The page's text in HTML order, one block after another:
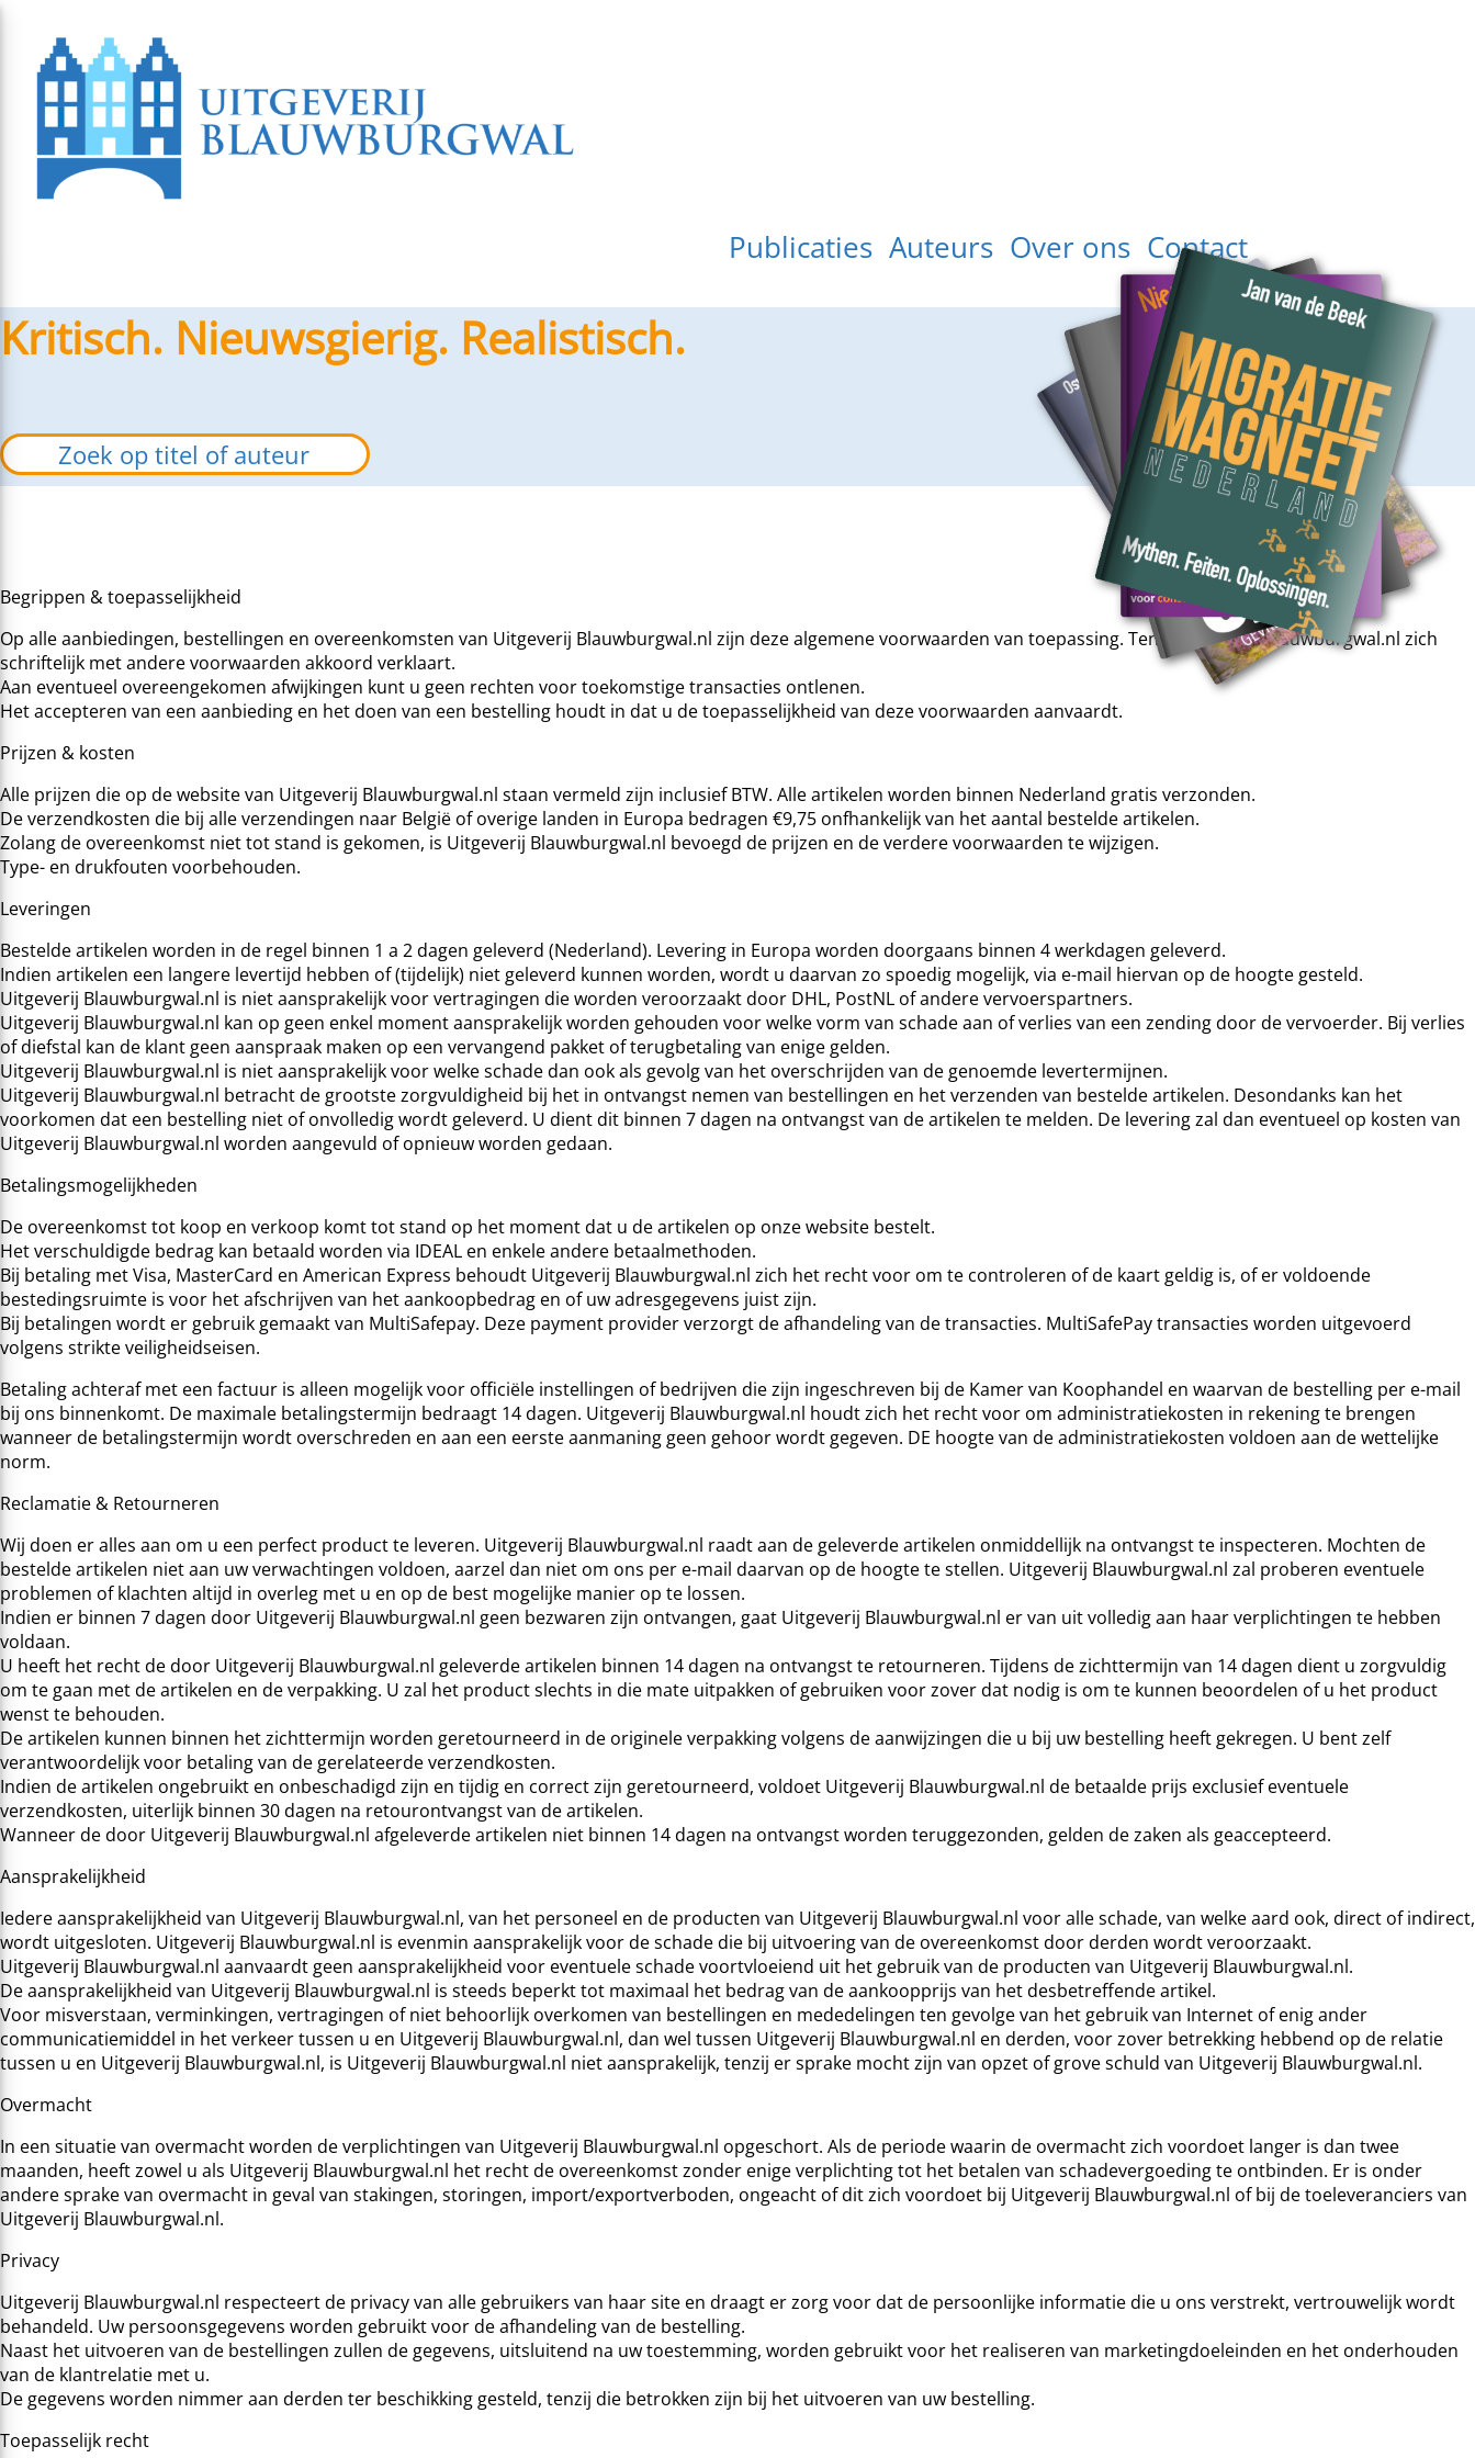
Publicaties Auteurs Over ons Contact
Kritisch. Nieuwsgierig. Realistisch.
Begrippen & toepasselijkheid
Op alle aanbiedingen, bestellingen en overeenkomsten van Uitgeverij Blauwburgwal.nl zijn deze algemene voorwaarden van toepassing. Tenzij Uitgeverij Blauwburgwal.nl zich
schriftelijk met andere voorwaarden akkoord verklaart.
Aan eventueel overeengekomen afwijkingen kunt u geen rechten voor toekomstige transacties ontlenen.
Het accepteren van een aanbieding en het doen van een bestelling houdt in dat u de toepasselijkheid van deze voorwaarden aanvaardt.
Prijzen & kosten
Alle prijzen die op de website van Uitgeverij Blauwburgwal.nl staan vermeld zijn inclusief BTW. Alle artikelen worden binnen Nederland gratis verzonden.
De verzendkosten die bij alle verzendingen naar België of overige landen in Europa bedragen €9,75 onfhankelijk van het aantal bestelde artikelen.
Zolang de overeenkomst niet tot stand is gekomen, is Uitgeverij Blauwburgwal.nl bevoegd de prijzen en de verdere voorwaarden te wijzigen.
Type- en drukfouten voorbehouden.
Leveringen
Bestelde artikelen worden in de regel binnen 1 a 2 dagen geleverd (Nederland). Levering in Europa worden doorgaans binnen 4 werkdagen geleverd.
Indien artikelen een langere levertijd hebben of (tijdelijk) niet geleverd kunnen worden, wordt u daarvan zo spoedig mogelijk, via e-mail hiervan op de hoogte gesteld.
Uitgeverij Blauwburgwal.nl is niet aansprakelijk voor vertragingen die worden veroorzaakt door DHL, PostNL of andere vervoerspartners.
Uitgeverij Blauwburgwal.nl kan op geen enkel moment aansprakelijk worden gehouden voor welke vorm van schade aan of verlies van een zending door de vervoerder. Bij verlies
of diefstal kan de klant geen aanspraak maken op een vervangend pakket of terugbetaling van enige gelden.
Uitgeverij Blauwburgwal.nl is niet aansprakelijk voor welke schade dan ook als gevolg van het overschrijden van de genoemde levertermijnen.
Uitgeverij Blauwburgwal.nl betracht de grootste zorgvuldigheid bij het in ontvangst nemen van bestellingen en het verzenden van bestelde artikelen. Desondanks kan het
voorkomen dat een bestelling niet of onvolledig wordt geleverd. U dient dit binnen 7 dagen na ontvangst van de artikelen te melden. De levering zal dan eventueel op kosten van
Uitgeverij Blauwburgwal.nl worden aangevuld of opnieuw worden gedaan.
Betalingsmogelijkheden
De overeenkomst tot koop en verkoop komt tot stand op het moment dat u de artikelen op onze website bestelt.
Het verschuldigde bedrag kan betaald worden via IDEAL en enkele andere betaalmethoden.
Bij betaling met Visa, MasterCard en American Express behoudt Uitgeverij Blauwburgwal.nl zich het recht voor om te controleren of de kaart geldig is, of er voldoende
bestedingsruimte is voor het afschrijven van het aankoopbedrag en of uw adresgegevens juist zijn.
Bij betalingen wordt er gebruik gemaakt van MultiSafepay. Deze payment provider verzorgt de afhandeling van de transacties. MultiSafePay transacties worden uitgevoerd
volgens strikte veiligheidseisen.
Betaling achteraf met een factuur is alleen mogelijk voor officiële instellingen of bedrijven die zijn ingeschreven bij de Kamer van Koophandel en waarvan de bestelling per e-mail
bij ons binnenkomt. De maximale betalingstermijn bedraagt 14 dagen. Uitgeverij Blauwburgwal.nl houdt zich het recht voor om administratiekosten in rekening te brengen
wanneer de betalingstermijn wordt overschreden en aan een eerste aanmaning geen gehoor wordt gegeven. DE hoogte van de administratiekosten voldoen aan de wettelijke
norm.
Reclamatie & Retourneren
Wij doen er alles aan om u een perfect product te leveren. Uitgeverij Blauwburgwal.nl raadt aan de geleverde artikelen onmiddellijk na ontvangst te inspecteren. Mochten de
bestelde artikelen niet aan uw verwachtingen voldoen, aarzel dan niet om ons per e-mail daarvan op de hoogte te stellen. Uitgeverij Blauwburgwal.nl zal proberen eventuele
problemen of klachten altijd in overleg met u en op de best mogelijke manier op te lossen.
Indien er binnen 7 dagen door Uitgeverij Blauwburgwal.nl geen bezwaren zijn ontvangen, gaat Uitgeverij Blauwburgwal.nl er van uit volledig aan haar verplichtingen te hebben
voldaan.
U heeft het recht de door Uitgeverij Blauwburgwal.nl geleverde artikelen binnen 14 dagen na ontvangst te retourneren. Tijdens de zichttermijn van 14 dagen dient u zorgvuldig
om te gaan met de artikelen en de verpakking. U zal het product slechts in die mate uitpakken of gebruiken voor zover dat nodig is om te kunnen beoordelen of u het product
wenst te behouden.
De artikelen kunnen binnen het zichttermijn worden geretourneerd in de originele verpakking volgens de aanwijzingen die u bij uw bestelling heeft gekregen. U bent zelf
verantwoordelijk voor betaling van de gerelateerde verzendkosten.
Indien de artikelen ongebruikt en onbeschadigd zijn en tijdig en correct zijn geretourneerd, voldoet Uitgeverij Blauwburgwal.nl de betaalde prijs exclusief eventuele
verzendkosten, uiterlijk binnen 30 dagen na retourontvangst van de artikelen.
Wanneer de door Uitgeverij Blauwburgwal.nl afgeleverde artikelen niet binnen 14 dagen na ontvangst worden teruggezonden, gelden de zaken als geaccepteerd.
Aansprakelijkheid
Iedere aansprakelijkheid van Uitgeverij Blauwburgwal.nl, van het personeel en de producten van Uitgeverij Blauwburgwal.nl voor alle schade, van welke aard ook, direct of indirect,
wordt uitgesloten. Uitgeverij Blauwburgwal.nl is evenmin aansprakelijk voor de schade die bij uitvoering van de overeenkomst door derden wordt veroorzaakt.
Uitgeverij Blauwburgwal.nl aanvaardt geen aansprakelijkheid voor eventuele schade voortvloeiend uit het gebruik van de producten van Uitgeverij Blauwburgwal.nl.
De aansprakelijkheid van Uitgeverij Blauwburgwal.nl is steeds beperkt tot maximaal het bedrag van de aankoopprijs van het desbetreffende artikel.
Voor misverstaan, verminkingen, vertragingen of niet behoorlijk overkomen van bestellingen en mededelingen ten gevolge van het gebruik van Internet of enig ander
communicatiemiddel in het verkeer tussen u en Uitgeverij Blauwburgwal.nl, dan wel tussen Uitgeverij Blauwburgwal.nl en derden, voor zover betrekking hebbend op de relatie
tussen u en Uitgeverij Blauwburgwal.nl, is Uitgeverij Blauwburgwal.nl niet aansprakelijk, tenzij er sprake mocht zijn van opzet of grove schuld van Uitgeverij Blauwburgwal.nl.
Overmacht
In een situatie van overmacht worden de verplichtingen van Uitgeverij Blauwburgwal.nl opgeschort. Als de periode waarin de overmacht zich voordoet langer is dan twee
maanden, heeft zowel u als Uitgeverij Blauwburgwal.nl het recht de overeenkomst zonder enige verplichting tot het betalen van schadevergoeding te ontbinden. Er is onder
andere sprake van overmacht in geval van stakingen, storingen, import/exportverboden, ongeacht of dit zich voordoet bij Uitgeverij Blauwburgwal.nl of bij de toeleveranciers van
Uitgeverij Blauwburgwal.nl.
Privacy
Uitgeverij Blauwburgwal.nl respecteert de privacy van alle gebruikers van haar site en draagt er zorg voor dat de persoonlijke informatie die u ons verstrekt, vertrouwelijk wordt
behandeld. Uw persoonsgegevens worden gebruikt voor de afhandeling van de bestelling.
Naast het uitvoeren van de bestellingen zullen de gegevens, uitsluitend na uw toestemming, worden gebruikt voor het realiseren van marketingdoeleinden en het onderhouden
van de klantrelatie met u.
De gegevens worden nimmer aan derden ter beschikking gesteld, tenzij die betrokken zijn bij het uitvoeren van uw bestelling.
Toepasselijk recht